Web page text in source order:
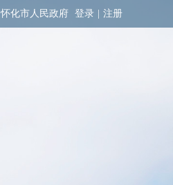
怀化市人民政府 登录 注册